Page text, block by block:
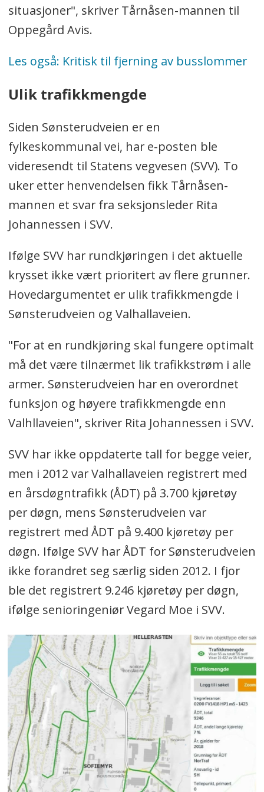
situasjoner", skriver Tårnåsen-mannen til
Oppegård Avis.
Les også: Kritisk til fjerning av busslommer
Ulik trafikkmengde
Siden Sønsterudveien er en
fylkeskommunal vei, har e-posten ble
videresendt til Statens vegvesen (SVV). To
uker etter henvendelsen fikk Tårnåsen-
mannen et svar fra seksjonsleder Rita
Johannessen i SVV.
Ifølge SVV har rundkjøringen i det aktuelle
krysset ikke vært prioritert av flere grunner.
Hovedargumentet er ulik trafikkmengde i
Sønsterudveien og Valhallaveien.
"For at en rundkjøring skal fungere optimalt
må det være tilnærmet lik trafikkstrøm i alle
armer. Sønsterudveien har en overordnet
funksjon og høyere trafikkmengde enn
Valhllaveien", skriver Rita Johannessen i SVV.
SVV har ikke oppdaterte tall for begge veier,
men i 2012 var Valhallaveien registrert med
en årsdøgntrafikk (ÅDT) på 3.700 kjøretøy
per døgn, mens Sønsterudveien var
registrert med ÅDT på 9.400 kjøretøy per
døgn. Ifølge SVV har ÅDT for Sønsterudveien
ikke forandret seg særlig siden 2012. I fjor
ble det registrert 9.246 kjøretøy per døgn,
ifølge senioringeniør Vegard Moe i SVV.